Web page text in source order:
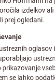
in strošek dostave